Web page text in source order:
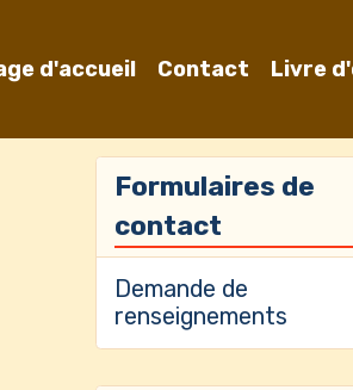
d'accueil Contact Livre
Formulaires de
contact
Demande de
renseignements